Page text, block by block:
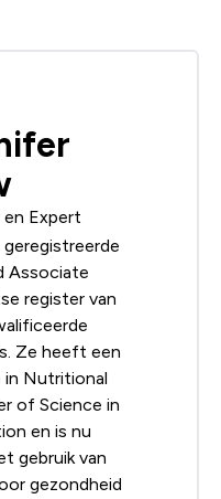
en Expert
Associate
register van
Ze heeft een
in Nutritional
of Science in
en is nu
gebruik van
gezondheid